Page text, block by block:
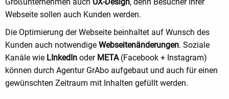
Webseite sollen auch Kunden werden.
Die Optimierung der Webseite beinhaltet auf Wunsch des
Kunden auch notwendige Webseitenänderungen. Soziale
Kanäle wie LInkedIn oder META(Facebook + Instagram)
können durch Agentur GrAbo aufgebaut und auch für einen
gewünschten Zeitraum mit Inhalten gefüllt werden.